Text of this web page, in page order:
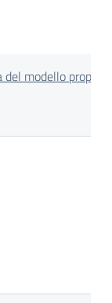
del modello